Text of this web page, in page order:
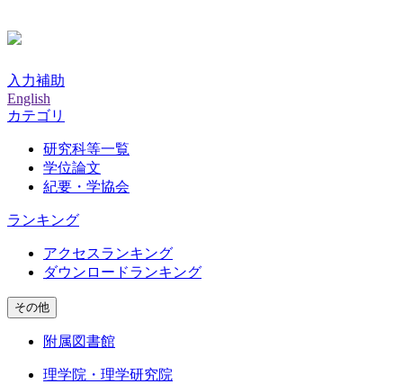
入力補助
English
カテゴリ
研究科等一覧
学位論文
紀要・学協会
ランキング
アクセスランキング
ダウンロードランキング
その他
附属図書館
理学院・理学研究院